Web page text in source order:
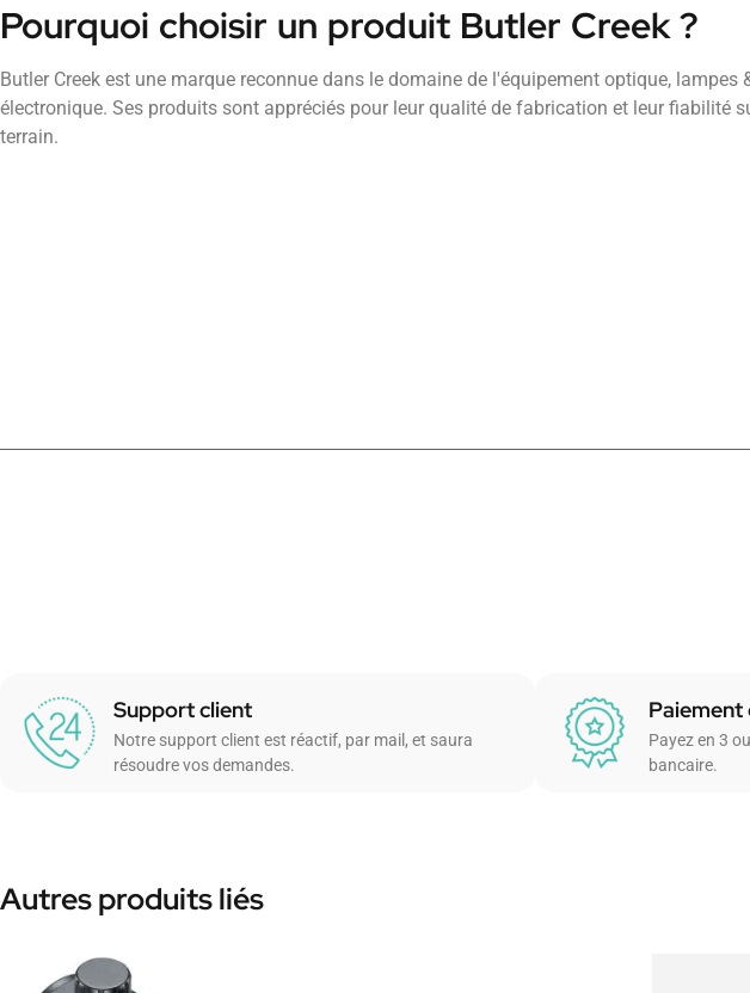
Pourquoi choisir un produit Butler Creek ?
Butler Creek est une marque reconnue dans le domaine de l'équipement optique, lampes
électronique. Ses produits sont appréciés pour leur qualité de fabrication et leur fiabilité
terrain.
Support client
Notre support client est réactif, par mail, et saura
résoudre vos demandes.
Paiement
Payez en 3
bancaire.
Autres produits liés